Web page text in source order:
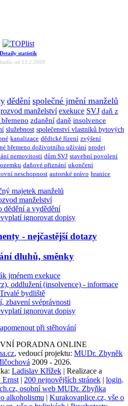
Detaily statistik
od 13.2.2009
dědění společné jmění manželů
rozvod manželství exekuce SVJ daň z
zdanění daně insolvence
služebnost společenství vlastníků bytových
kanalizace dědické řízení zvýšení
břemeno doživotního užívání prodej
nemovitosti dům SVJ stavební povolení
daňové přiznání ukončení
neschopnost autorské právo hranice
PORADNA ONLINE
, vedoucí projektu: MUDr. Zbyněk
2009 - 2026.
Ladislav Křížek | Realizace a
Ernst | 200 nejnovějších stránek | login.
osobní web MUDr. Zbyňka
alkoholismu | Kurakovaplice.cz, vše o